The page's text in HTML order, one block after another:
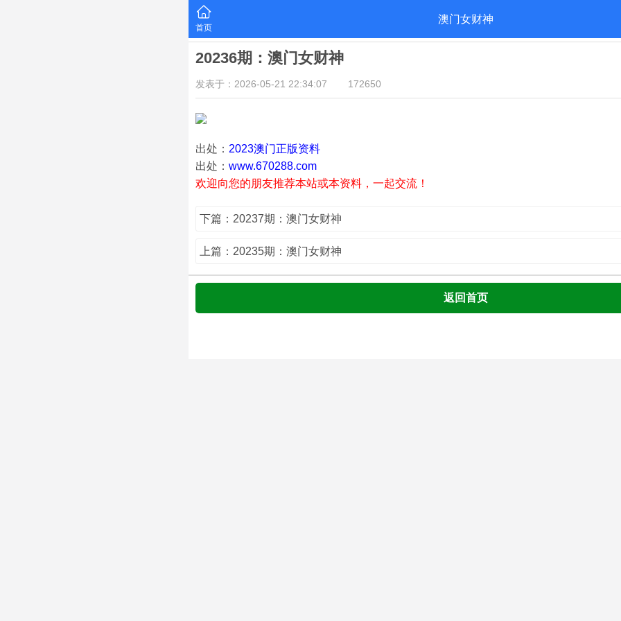
首页
澳门女财神
20236期：澳门女财神
发表于：2026-05-21 22:34:07 172650
出处： 2023澳门正版资料
出处： www.670288.com
欢迎向您的朋友推荐本站或本资料，一起交流！
下篇：20237期：澳门女财神
上篇：20235期：澳门女财神
返回首页